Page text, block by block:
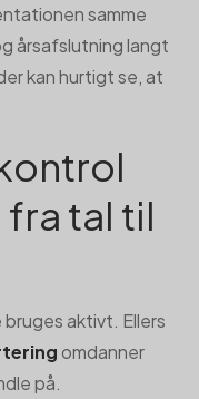
samme
årsafslutning langt
kan hurtigt se, at
tal til
aktivt. Ellers
omdanner
på.